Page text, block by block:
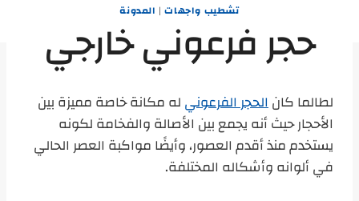
تشطيب واجهات| المدونة
حجر فرعوني خارجي
لطالما كانالحجر الفرعونيله مكانة خاصة مميزة بين
الأحجار حيث أنه يجمع بين الأصالة والفخامة لكونه
يستخدم منذ أقدم العصور، وأيضًا مواكبة العصر الحالي
في ألوانه وأشكاله المختلفة.